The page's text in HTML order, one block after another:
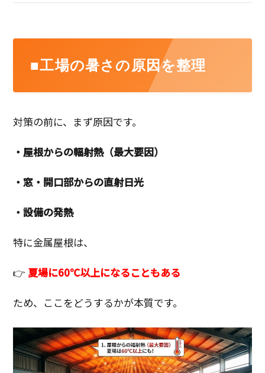
■工場の暑さの原因を整理
対策の前に、まず原因です。
・屋根からの輻射熱（最大要因）
・窓・開口部からの直射日光
・設備の発熱
特に金属屋根は、
👉 夏場に60℃以上になることもある
ため、ここをどうするかが本質です。